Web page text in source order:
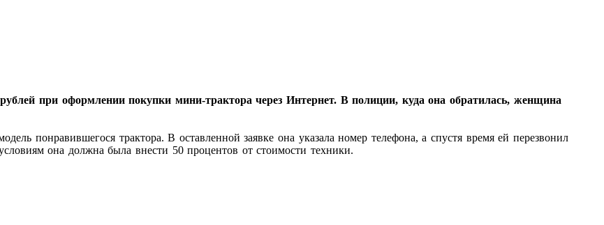
при оформлении покупки мини-трактора через Интернет. В полиции, куда она обратилась, женщина
понравившегося трактора.В оставленной заявке она указала номер телефона, а спустя время ей перезвонил
она должна была внести 50 процентов от стоимости техники.